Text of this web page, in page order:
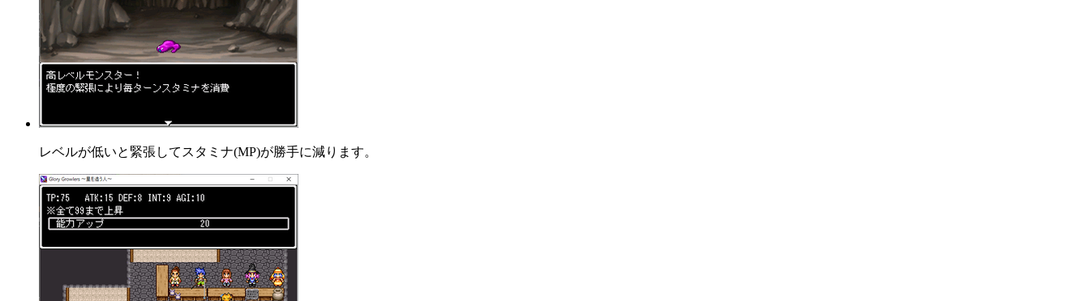
レベルが低いと緊張してスタミナ(MP)が勝手に減ります。